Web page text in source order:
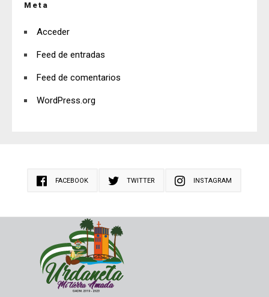
Meta
Acceder
Feed de entradas
Feed de comentarios
WordPress.org
FACEBOOK TWITTER INSTAGRAM